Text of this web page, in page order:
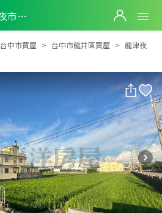
龍津夜市可農保一分農地
龍津夜市可農保一分農地
台中市買屋 台中市龍井區買屋
龍津夜